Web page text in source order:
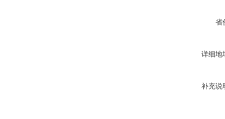
省
详细地
补充说